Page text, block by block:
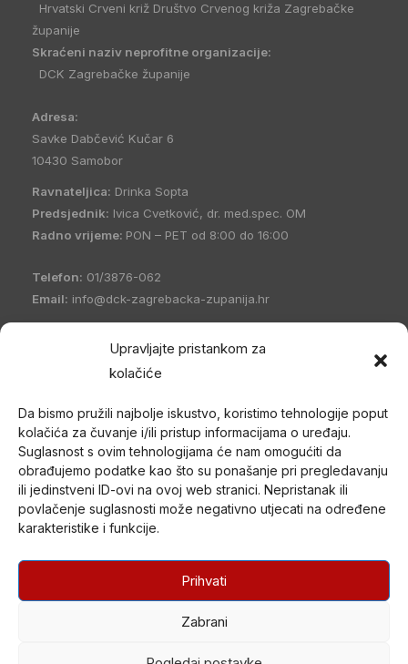
Upravljajte pristankom za
kolačiće
Da bismo pružili najbolje iskustvo, koristimo tehnologije poput
kolačića za čuvanje i/ili pristup informacijama o uređaju.
Suglasnost s ovim tehnologijama će nam omogućiti da
obrađujemo podatke kao što su ponašanje pri pregledavanju
ili jedinstveni ID-ovi na ovoj web stranici. Nepristanak ili
povlačenje suglasnosti može negativno utjecati na određene
karakteristike i funkcije.
Prihvati
Zabrani
Hrvatski Crveni križ Društvo Crvenog križa Zagrebačke
županije
Skraćeni naziv neprofitne organizacije:
DCK Zagrebačke županije
Adresa:
Savke Dabčević Kučar 6
10430 Samobor
Ravnateljica: Drinka Sopta
Predsjednik: Ivica Cvetković, dr. med.spec. OM
Radno vrijeme: PON – PET od 8:00 do 16:00
Telefon: 01/3876-062
Email: info@dck-zagrebacka-zupanija.hr
21096894110
HR5023600001101458235
županije(DCK Zagrebačke županije) osnovano je 1998. godine
u Zagrebu. Po organizacijskom ustrojstvu je zajednica udruga
Gradskih društava Crvenog križa (kao ustrojstvenih oblika –
članica) i jedan od ustrojstvenih oblika Hrvatskog Crvenog križa.
U svom radu promiče humanitarne ciljeve i provodi akcije od opće
koristi nepristrano i bez diskriminacije te djeluje na temelju misije i
polumjeseca.